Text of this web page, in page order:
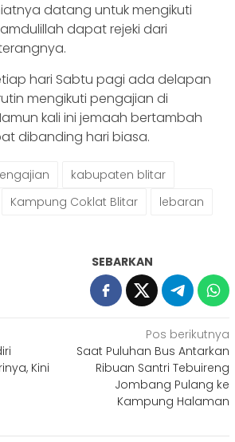
datang untuk mengikuti
dapat rejeki dari
hari Sabtu pagi ada delapan
mengikuti pengajian di
kali ini jemaah bertambah
dibanding hari biasa.
kabupaten blitar
Kampung Coklat Blitar
lebaran
SEBARKAN
Kini
Pos berikutnya
Saat Puluhan Bus Antarkan
Ribuan Santri Tebuireng
Jombang Pulang ke
Kampung Halaman